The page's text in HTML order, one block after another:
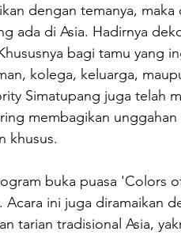
dengan temanya, maka
ada di Asia. Hadirnya
bagi tamu yang
kolega, keluarga,
Simatupang juga telah
membagikan
khusus.
buka puasa 'Colors
ini juga diramaikan
tarian tradisional Asia,